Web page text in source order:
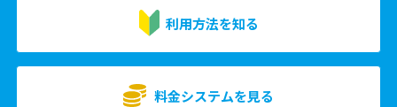
利用方法を知る
料金システムを見る